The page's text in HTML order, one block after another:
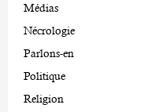
Médias
Nécrologie
Parlons-en
Politique
Religion